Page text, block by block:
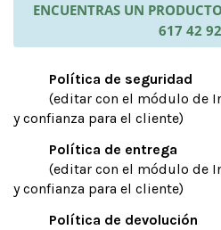
ENCUENTRAS UN
617 42
Política de seguridad
(editar con el módulo de
y confianza para el cliente)
Política de entrega
(editar con el módulo de
y confianza para el cliente)
Política de devolución